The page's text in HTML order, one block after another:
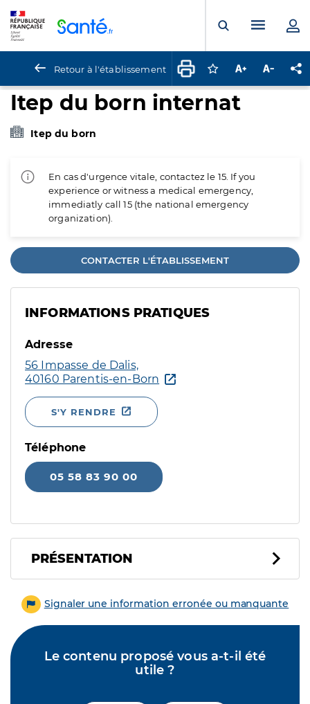
Ouvrir laMenu
Retour à l'établissement Connectez-vous
Augmenter la
Itep du born internat
Itep du born
En cas d'urgence vitale, contactez le 15. If you
experience or witness a medical emergency,
immediatly call 15 (the national emergency
organization).
CONTACTER L'ÉTABLISSEMENT
INFORMATIONS PRATIQUES
Adresse
56 Impasse de Dalis,
40160 Parentis-en-Born
S'Y RENDRE
Téléphone
05 58 83 90 00
PRÉSENTATION
Signaler une information erronée ou manquante
Le contenu proposé vous a-t-il été
utile ?